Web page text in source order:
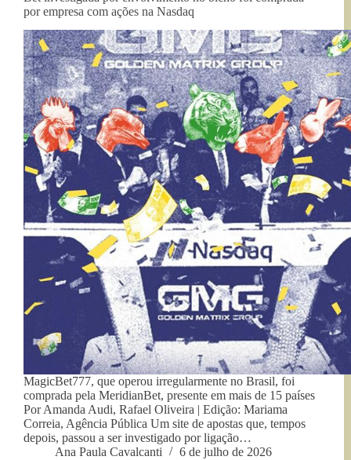
por empresa com ações na Nasdaq
MagicBet777, que operou irregularmente no Brasil, foi
comprada pela MeridianBet, presente em mais de 15 países
Por Amanda Audi, Rafael Oliveira | Edição: Mariama
Correia, Agência Pública Um site de apostas que, tempos
depois, passou a ser investigado por ligação…
Ana Paula Cavalcanti
6 de julho de 2026